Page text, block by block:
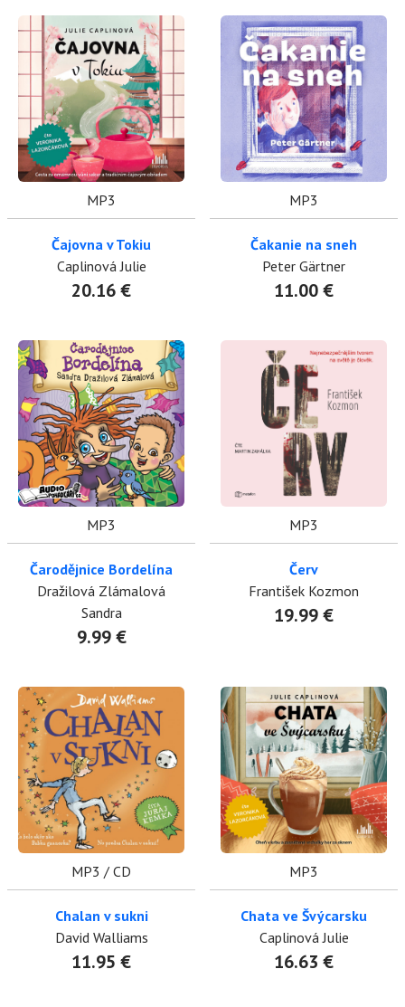
MP3
Čajovna v Tokiu
Caplinová Julie
20.16 €
MP3
Čakanie na sneh
Peter Gärtner
11.00 €
MP3
Čarodějnice Bordelína
Dražilová Zlámalová
Sandra
9.99 €
MP3
Červ
František Kozmon
19.99 €
MP3 / CD
Chalan v sukni
David Walliams
11.95 €
MP3
Chata ve Švýcarsku
Caplinová Julie
16.63 €